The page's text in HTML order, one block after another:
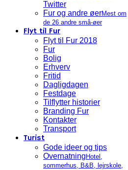
Twitter
Fur og andre øerMest om
de 26 andre små-øer
Flyt til Fur
Flyt til Fur 2018
Fur
Bolig
Erhverv
Fritid
Dagligdagen
Festdage
Tilflytter historier
Branding Fur
Kontakter
Transport
Turist
Gode ideer og tips
Overnatning Hotel,
sommerhus, B&B, lejrskole,